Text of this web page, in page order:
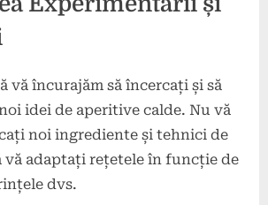
vă încurajăm să încercați și să
idei de aperitive calde. Nu vă
noi ingrediente și tehnici de
vă adaptați rețetele în funcție de
dvs.